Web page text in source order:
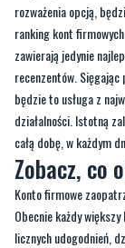
recenzentów. Sięgając
będzie to usługa z
działalności. Istotną
całą dobę, w każdym
Zobacz, co
Konto firmowe
Obecnie każdy
licznych udogodnień,
kiedykolwiek
transakcje BLIK to
korzyści, które na